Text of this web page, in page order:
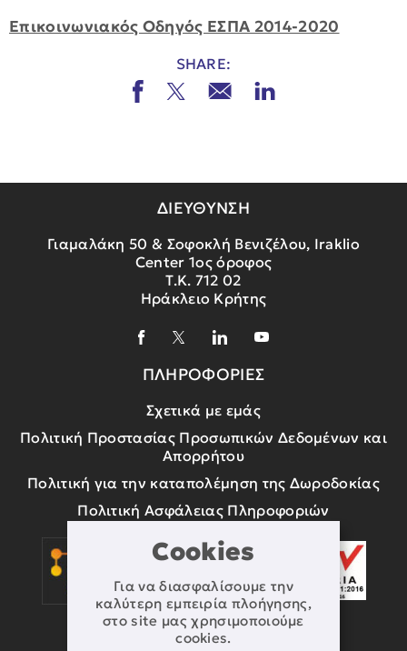
Cookies
Για να διασφαλίσουμε την
καλύτερη εμπειρία πλοήγησης,
στο site μας χρησιμοποιούμε
cookies.
Επικοινωνιακός Οδηγός ΕΣΠΑ 2014-2020
SHARE:
ΔΙΕΥΘΥΝΣΗ
Γιαμαλάκη 50 & Σοφοκλή Βενιζέλου, Iraklio
Center 1ος όροφος
Τ.Κ. 712 02
Ηράκλειο Κρήτης
ΠΛΗΡΟΦΟΡΙΕΣ
Σχετικά με εμάς
Πολιτική Προστασίας Προσωπικών Δεδομένων και
Απορρήτου
Πολιτική για την καταπολέμηση της Δωροδοκίας
Πολιτική Ασφάλειας Πληροφοριών